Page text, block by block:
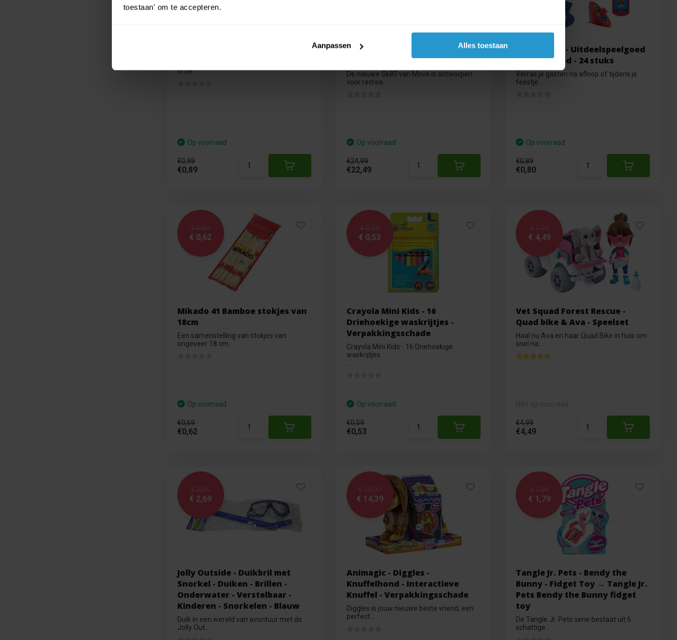
toestaan' om te accepteren.
Aanpassen Alles toestaan
in de...
Op voorraad
€0,99
€0,89
Move SK8022 Skeelers Inline
De nieuwe Sk80 van Move is ontworpen
voor recrea...
Op voorraad
€24,99
€22,49
PAW Patrol - Uitdeelspeelgoed
- Blauw/Rood - 24 stuks
Verras je gasten na afloop of tijdens je
feestje...
Op voorraad
€0,89
€0,80
€ 0,69
€ 0,62
Mikado 41 Bamboe stokjes van
18cm
Een samenstelling van stokjes van
ongeveer 18 cm...
Op voorraad
€0,69
€0,62
€ 0,59
€ 0,53
Crayola Mini Kids - 16
Driehoekige waskrijtjes -
Verpakkingsschade
Crayola Mini Kids - 16 Driehoekige
waskrijtjes.
Op voorraad
€0,59
€0,53
€ 4,99
€ 4,49
Vet Squad Forest Rescue -
Quad bike & Ava - Speelset
Haal nu Ava en haar Quad Bike in huis om
snel na...
€4,99
€4,49
€ 2,99
€ 2,69
Jolly Outside - Duikbril met
Snorkel - Duiken - Brillen -
Onderwater - Verstelbaar -
Kinderen - Snorkelen - Blauw
Duik in een wereld van avontuur met de
Jolly Out...
€ 15,99
€ 14,39
Animagic - Diggles -
Knuffelhond - Interactieve
Knuffel - Verpakkingsschade
Diggles is jouw nieuwe beste vriend, een
perfect...
€ 1,99
€ 1,79
Tangle Jr. Pets - Bendy the
Bunny - Fidget Toy → Tangle Jr.
Pets Bendy the Bunny fidget
toy
De Tangle Jr. Pets serie bestaat uit 6
schattige...